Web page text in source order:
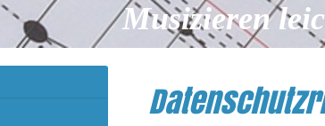
Musizieren